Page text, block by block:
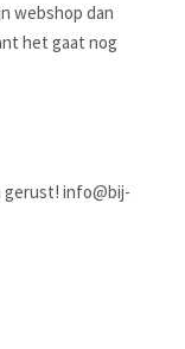
webshop dan
het gaat nog
gerust! info@bij-